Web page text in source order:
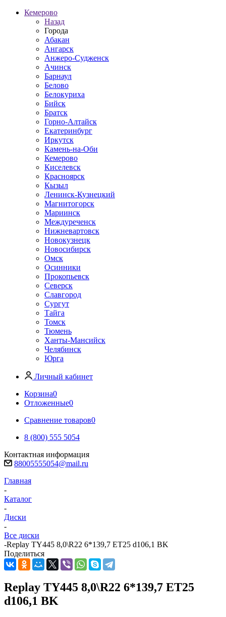
Кемерово
Назад
Города
Абакан
Ангарск
Анжеро-Судженск
Ачинск
Барнаул
Белово
Белокуриха
Бийск
Братск
Горно-Алтайск
Екатеринбург
Иркутск
Камень-на-Оби
Кемерово
Киселевск
Красноярск
Кызыл
Ленинск-Кузнецкий
Магнитогорск
Мариинск
Междуреченск
Нижневартовск
Новокузнецк
Новосибирск
Омск
Осинники
Прокопьевск
Северск
Славгород
Сургут
Тайга
Томск
Тюмень
Ханты-Мансийск
Челябинск
Юрга
Личный кабинет
Корзина0
Отложенные0
Сравнение товаров0
8 (800) 555 5054
Контактная информация
88005555054@mail.ru
Главная
-
Каталог
-
Диски
-
Все диски
-Replay TY445 8,0\R22 6*139,7 ET25 d106,1 BK
Поделиться
Replay TY445 8,0\R22 6*139,7 ET25
d106,1 BK